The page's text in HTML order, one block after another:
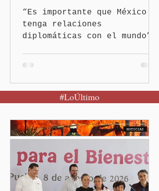
“Es importante que México
tenga relaciones
diplomáticas con el mundo”,
Sheinbaum Pardo anunció el
restablecimiento de las
entre los gobiernos de
México y Perú. “Es
la orientación política de
los gobiernos —porque hay
orientaciones políticas de
#LoÚltimo